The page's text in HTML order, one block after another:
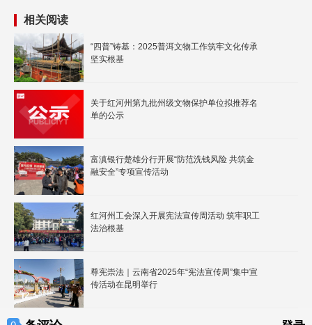
相关阅读
“四普”铸基：2025普洱文物工作筑牢文化传承
坚实根基
关于红河州第九批州级文物保护单位拟推荐名
单的公示
富滇银行楚雄分行开展“防范洗钱风险 共筑金
融安全”专项宣传活动
红河州工会深入开展宪法宣传周活动 筑牢职工
法治根基
尊宪崇法｜云南省2025年“宪法宣传周”集中宣
传活动在昆明举行